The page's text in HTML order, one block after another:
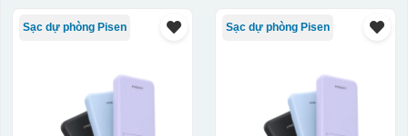
Sạc dự phòng Pisen Sạc dự phòng Pisen